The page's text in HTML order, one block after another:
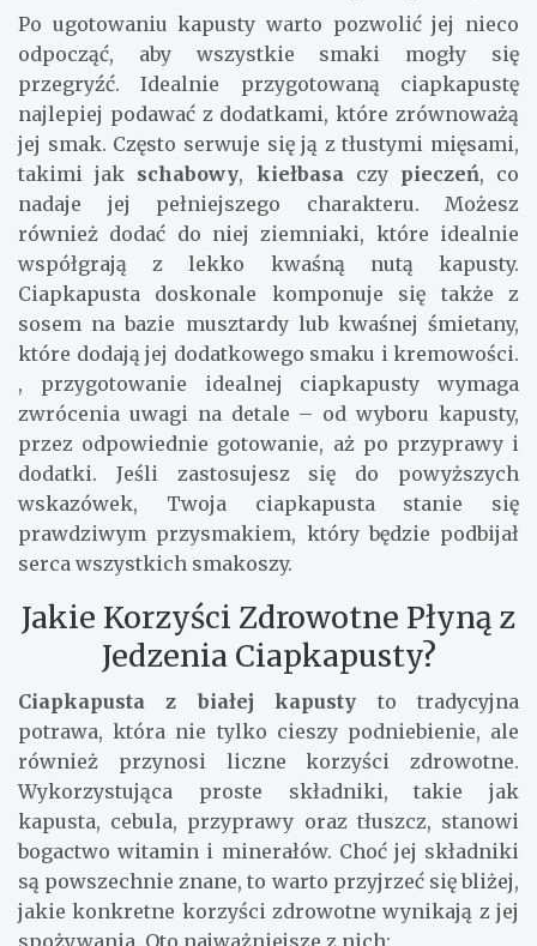
Po ugotowaniu kapusty warto pozwolić jej nieco
odpocząć, aby wszystkie smaki mogły się
przegryźć. Idealnie przygotowaną ciapkapustę
najlepiej podawać z dodatkami, które zrównoważą
jej smak. Często serwuje się ją z tłustymi mięsami,
takimi jak schabowy, kiełbasaczy pieczeń, co
nadaje jej pełniejszego charakteru. Możesz
również dodać do niej ziemniaki, które idealnie
współgrają z lekko kwaśną nutą kapusty.
Ciapkapusta doskonale komponuje się także z
sosem na bazie musztardy lub kwaśnej śmietany,
które dodają jej dodatkowego smaku i kremowości.
, przygotowanie idealnej ciapkapusty wymaga
zwrócenia uwagi na detale – od wyboru kapusty,
przez odpowiednie gotowanie, aż po przyprawy i
dodatki. Jeśli zastosujesz się do powyższych
wskazówek, Twoja ciapkapusta stanie się
prawdziwym przysmakiem, który będzie podbijał
serca wszystkich smakoszy.
Jakie Korzyści Zdrowotne Płyną z
Jedzenia Ciapkapusty?
Ciapkapusta z białej kapusty to tradycyjna
potrawa, która nie tylko cieszy podniebienie, ale
również przynosi liczne korzyści zdrowotne.
Wykorzystująca proste składniki, takie jak
kapusta, cebula, przyprawy oraz tłuszcz, stanowi
bogactwo witamin i minerałów. Choć jej składniki
są powszechnie znane, to warto przyjrzeć się bliżej,
jakie konkretne korzyści zdrowotne wynikają z jej